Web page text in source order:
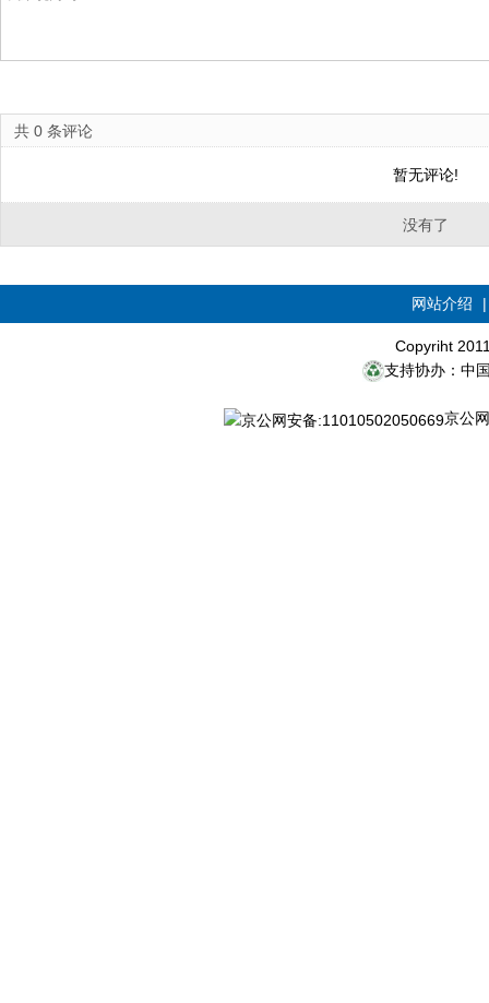
共 0 条评论
暂无评论!
没有了
网站介绍
Copyriht
支持协办：中
京公